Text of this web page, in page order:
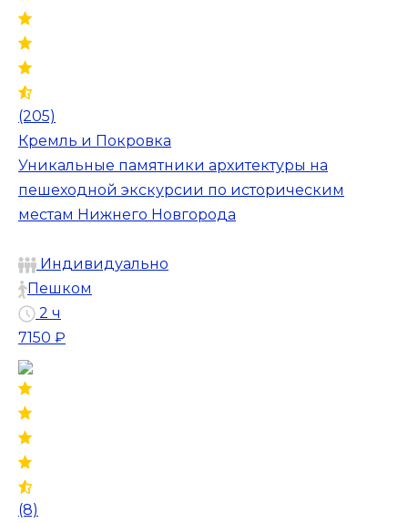
(205)
Кремль и Покровка
Уникальные памятники архитектуры на
пешеходной экскурсии по историческим
местам Нижнего Новгорода
Индивидуально
Пешком
2 ч
7150 ₽
(8)